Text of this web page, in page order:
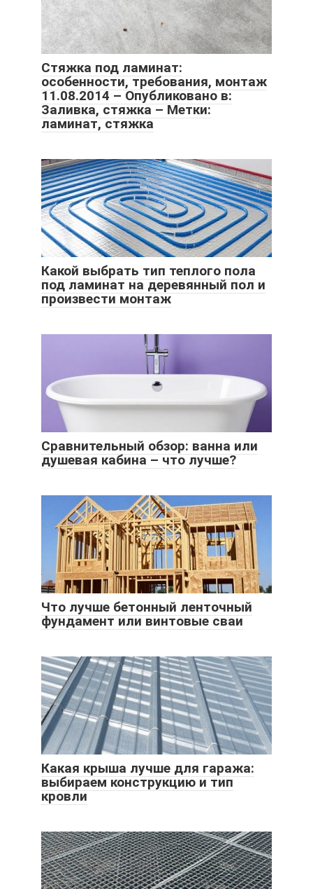
Cтяжка под ламинат:
особенности, требования, монтаж
11.08.2014 – Опубликовано в:
Заливка, стяжка – Метки:
ламинат, стяжка
Какой выбрать тип теплого пола
под ламинат на деревянный пол и
произвести монтаж
Сравнительный обзор: ванна или
душевая кабина – что лучше?
Что лучше бетонный ленточный
фундамент или винтовые сваи
Какая крыша лучше для гаража:
выбираем конструкцию и тип
кровли